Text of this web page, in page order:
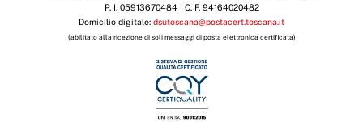
P. I. 05913670484 | C. F. 94164020482
Domicilio digitale: dsutoscana@postacert.toscana.it
(abilitato alla ricezione di soli messaggi di posta elettronica certificata)